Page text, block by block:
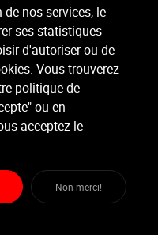
Amis
12
de nos services, le
ses statistiques
d'autoriser ou de
Vous trouverez
politique de
ou en
acceptez le
Non merci!